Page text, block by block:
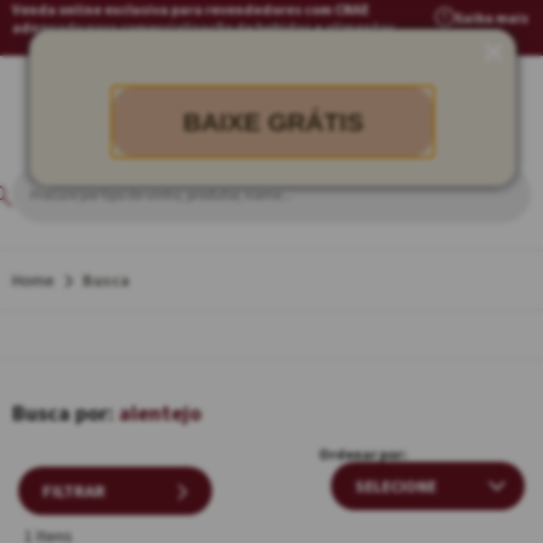
BAIXE GRÁTIS
Venda online exclusiva para revendedores com CNAE
adequado para comercialização de bebidas e alimentos
Saiba mais
Busca
alentejo
1 Itens
FILTRAR
Ordenar por: